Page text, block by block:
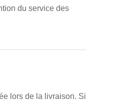
du service des
lors de la livraison. Si